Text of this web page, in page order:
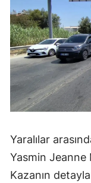
Yaralılar
Yasmin Jeanne
Kazanın